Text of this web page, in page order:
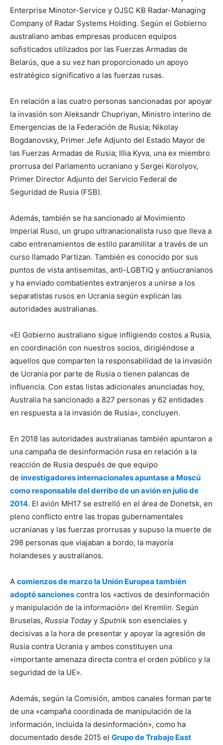
Enterprise Minotor-Service y OJSC KB Radar-Managing
Company of Radar Systems Holding. Según el Gobierno
australiano ambas empresas producen equipos
sofisticados utilizados por las Fuerzas Armadas de
Belarús, que a su vez han proporcionado un apoyo
estratégico significativo a las fuerzas rusas.
En relación a las cuatro personas sancionadas por apoyar
la invasión son Aleksandr Chupriyan, Ministro interino de
Emergencias de la Federación de Rusia; Nikolay
Bogdanovsky, Primer Jefe Adjunto del Estado Mayor de
las Fuerzas Armadas de Rusia; Illia Kyva, una ex miembro
prorrusa del Parlamento ucraniano y Sergei Korolyov,
Primer Director Adjunto del Servicio Federal de
Seguridad de Rusia (FSB).
Además, también se ha sancionado al Movimiento
Imperial Ruso, un grupo ultranacionalista ruso que lleva a
cabo entrenamientos de estilo paramilitar a través de un
curso llamado Partizan. También es conocido por sus
puntos de vista antisemitas, anti-LGBTIQ y antiucranianos
y ha enviado combatientes extranjeros a unirse a los
separatistas rusos en Ucrania según explican las
autoridades australianas.
«El Gobierno australiano sigue infligiendo costos a Rusia,
en coordinación con nuestros socios, dirigiéndose a
aquellos que comparten la responsabilidad de la invasión
de Ucrania por parte de Rusia o tienen palancas de
influencia. Con estas listas adicionales anunciadas hoy,
Australia ha sancionado a 827 personas y 62 entidades
en respuesta a la invasión de Rusia», concluyen.
En 2018 las autoridades australianas también apuntaron a
una campaña de desinformación rusa en relación a la
reacción de Rusia después de que equipo
de investigadores internacionales apuntase a Moscú
como responsable del derribo de un avión en julio de
2014. El avión MH17 se estrelló en el área de Donetsk, en
pleno conflicto entre las tropas gubernamentales
ucranianas y las fuerzas prorrusas y supuso la muerte de
298 personas que viajaban a bordo, la mayoría
holandeses y australianos.
A comienzos de marzo la Unión Europea también
adoptó sanciones contra los «activos de desinformación
y manipulación de la información» del Kremlin. Según
Bruselas, Russia Todayy Sputnik son esenciales y
decisivas a la hora de presentar y apoyar la agresión de
Rusia contra Ucrania y ambos constituyen una
«importante amenaza directa contra el orden público y la
seguridad de la UE».
Además, según la Comisión, ambos canales forman parte
de una «campaña coordinada de manipulación de la
información, incluida la desinformación», como ha
documentado desde 2015 el Grupo de Trabajo East